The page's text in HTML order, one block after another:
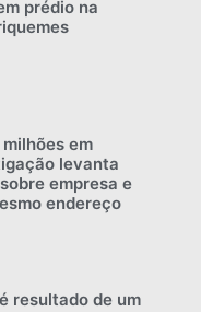
prédio na
em
levanta
empresa e
endereço
resultado de um